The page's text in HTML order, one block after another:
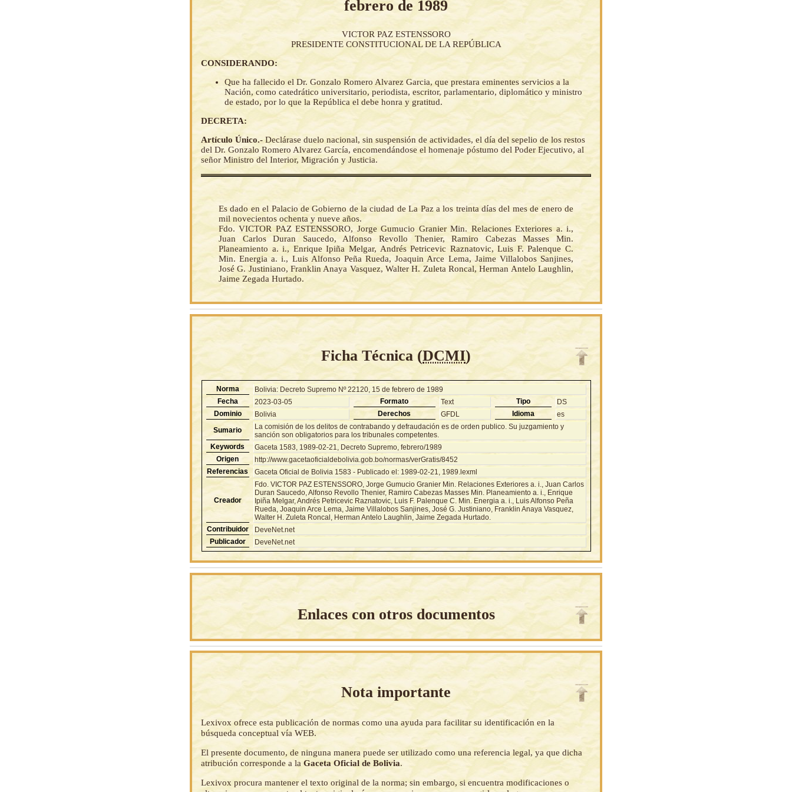
febrero de 1989
VICTOR PAZ ESTENSSORO
PRESIDENTE CONSTITUCIONAL DE LA REPÚBLICA
CONSIDERANDO:
Que ha fallecido el Dr. Gonzalo Romero Alvarez Garcia, que prestara eminentes servicios a la
Nación, como catedrático universitario, periodista, escritor, parlamentario, diplomático y ministro
de estado, por lo que la República el debe honra y gratitud.
DECRETA:
Artículo Único.- Declárase duelo nacional, sin suspensión de actividades, el día del sepelio de los restos
del Dr. Gonzalo Romero Alvarez García, encomendándose el homenaje póstumo del Poder Ejecutivo, al
señor Ministro del Interior, Migración y Justicia.
Es dado en el Palacio de Gobierno de la ciudad de La Paz a los treinta días del mes de enero de
mil novecientos ochenta y nueve años.
Fdo. VICTOR PAZ ESTENSSORO, Jorge Gumucio Granier Min. Relaciones Exteriores a. i.,
Juan Carlos Duran Saucedo, Alfonso Revollo Thenier, Ramiro Cabezas Masses Min.
Planeamiento a. i., Enrique Ipiña Melgar, Andrés Petricevic Raznatovic, Luis F. Palenque C.
Min. Energia a. i., Luis Alfonso Peña Rueda, Joaquin Arce Lema, Jaime Villalobos Sanjines,
José G. Justiniano, Franklin Anaya Vasquez, Walter H. Zuleta Roncal, Herman Antelo Laughlin,
Jaime Zegada Hurtado.
Ficha Técnica (DCMI)
Norma
Bolivia: Decreto Supremo Nº 22120, 15 de febrero de 1989
Fecha
2023-03-05 Formato Text Tipo
DS
Dominio
Bolivia Derechos GFDL Idioma
es
Sumario
La comisión de los delitos de contrabando y defraudación es de orden publico. Su juzgamiento y
sanción son obligatorios para los tribunales competentes.
Keywords
Gaceta 1583, 1989-02-21, Decreto Supremo, febrero/1989
Origen
http://www.gacetaoficialdebolivia.gob.bo/normas/verGratis/8452
Referencias
Gaceta Oficial de Bolivia 1583 - Publicado el: 1989-02-21, 1989.lexml
Creador
Fdo. VICTOR PAZ ESTENSSORO, Jorge Gumucio Granier Min. Relaciones Exteriores a. i., Juan Carlos
Duran Saucedo, Alfonso Revollo Thenier, Ramiro Cabezas Masses Min. Planeamiento a. i., Enrique
Ipiña Melgar, Andrés Petricevic Raznatovic, Luis F. Palenque C. Min. Energia a. i., Luis Alfonso Peña
Rueda, Joaquin Arce Lema, Jaime Villalobos Sanjines, José G. Justiniano, Franklin Anaya Vasquez,
Walter H. Zuleta Roncal, Herman Antelo Laughlin, Jaime Zegada Hurtado.
Contribuidor
DeveNet.net
Publicador
DeveNet.net
Enlaces con otros documentos
Nota importante
Lexivox ofrece esta publicación de normas como una ayuda para facilitar su identificación en la
búsqueda conceptual vía WEB.
El presente documento, de ninguna manera puede ser utilizado como una referencia legal, ya que dicha
atribución corresponde a laGaceta Oficial de Bolivia.
Lexivox procura mantener el texto original de la norma; sin embargo, si encuentra modificaciones o